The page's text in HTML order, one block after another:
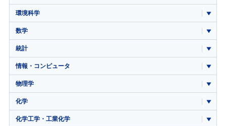
環境科学
数学
統計
情報・コンピュータ
物理学
化学
化学工学・工業化学